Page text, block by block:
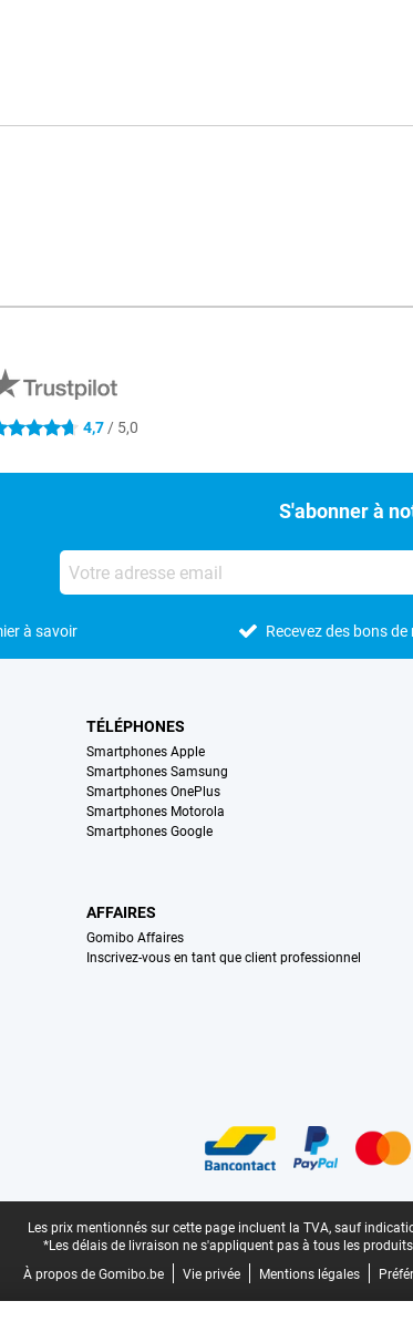
étoiles 4,7 / 5,0
S'abonner à
à savoir Recevez des bons
TÉLÉPHONES
Smartphones Apple
Smartphones Samsung
Smartphones OnePlus
Smartphones Motorola
Smartphones Google
AFFAIRES
Gomibo Affaires
Inscrivez-vous en tant que client professionnel
Les prix mentionnés sur cette page incluent la TVA, sauf
*Les délais de livraison ne s'appliquent pas à tous les
À propos de Gomibo.be
Vie privée Mentions légales